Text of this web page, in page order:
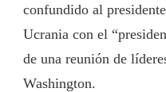
confundido al
Ucrania con el
de una reunión de
Washington.